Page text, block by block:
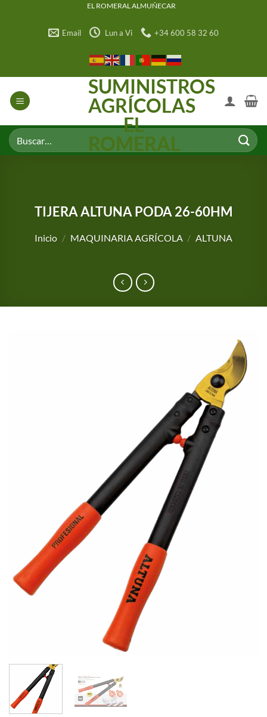
EL ROMERAL ALMUÑECAR
Email Lun a Vi +34 600 58 32 60
SUMINISTROS
AGRÍCOLAS
EL
ROMERAL
Buscar
por:
TIJERA ALTUNA PODA 26-60HM
Inicio / MAQUINARIA AGRÍCOLA / ALTUNA